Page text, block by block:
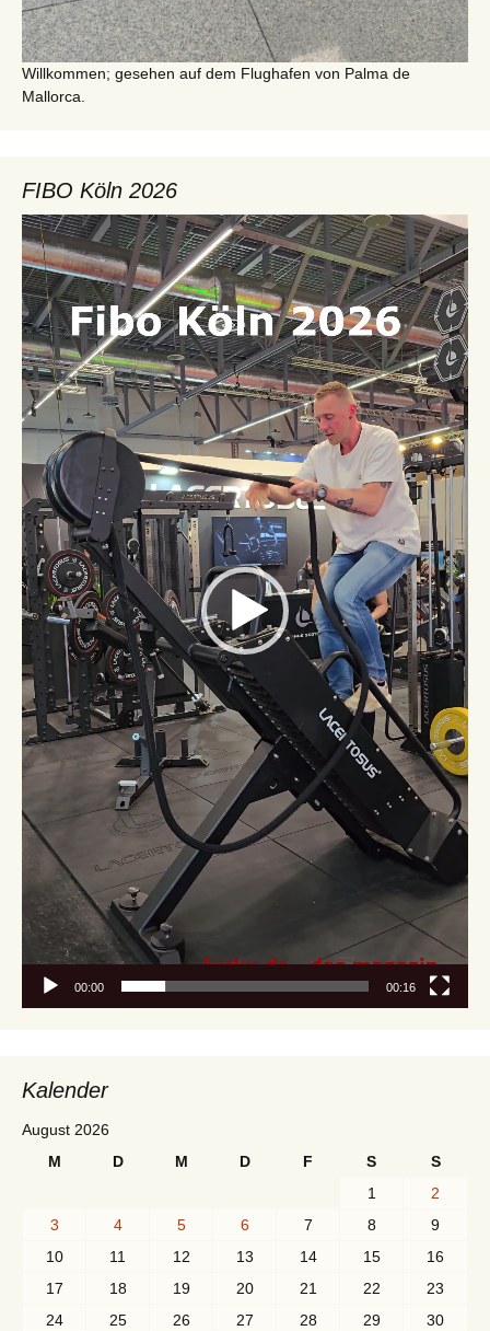
Willkommen; gesehen auf dem Flughafen von Palma de
Mallorca.
FIBO Köln 2026
Video-
Player
00:00 00:16
Kalender
August 2026
M
D M D F S
S
1
2
3
4 5 6 7 8
9
10
11 12 13 14 15
16
17
18 19 20 21 22
23
24
25 26 27 28 29
30